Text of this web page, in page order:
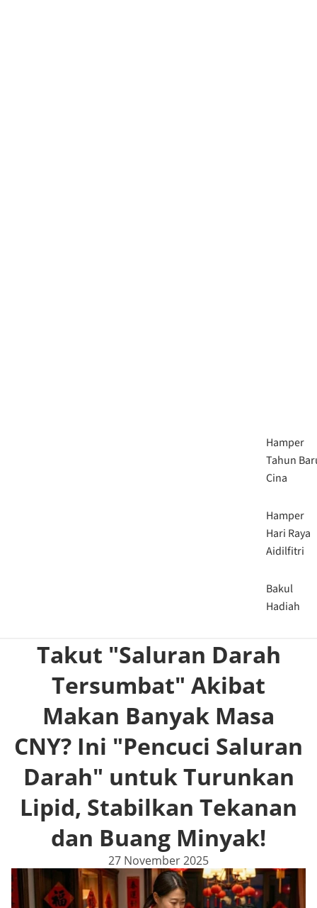
Hamper
Tahun
Cina
Hamper
Hari Raya
Aidilfitri
Bakul
Hadiah
Takut "Saluran Darah
Tersumbat" Akibat
Makan Banyak Masa
CNY? Ini "Pencuci Saluran
Darah" untuk Turunkan
Lipid, Stabilkan Tekanan
dan Buang Minyak!
27 November 2025